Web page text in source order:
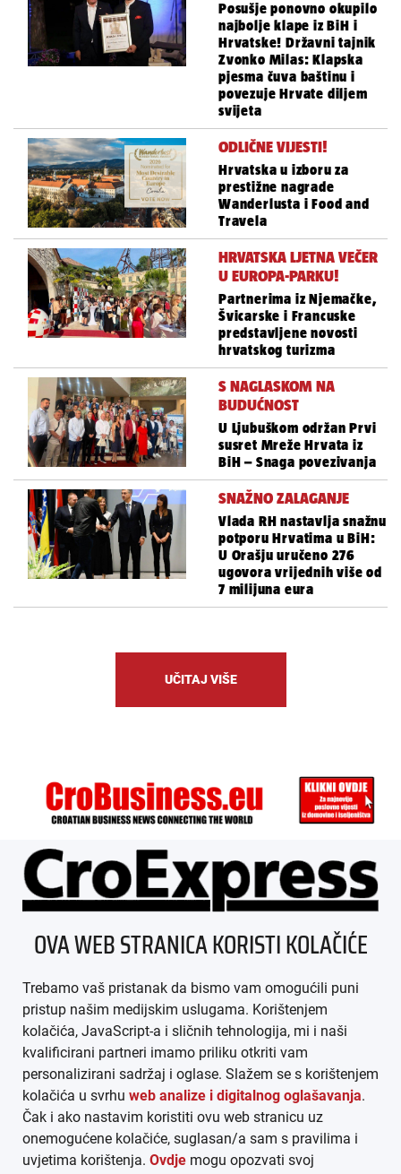
Posušje ponovno okupilo
najbolje klape iz BiH i
Hrvatske! Državni tajnik
Zvonko Milas: Klapska
pjesma čuva baštinu i
povezuje Hrvate diljem
svijeta
ODLIČNE VIJESTI!
Hrvatska u izboru za
prestižne nagrade
Wanderlusta i Food and
Travela
HRVATSKA LJETNA VEČER
U EUROPA-PARKU!
Partnerima iz Njemačke,
Švicarske i Francuske
predstavljene novosti
hrvatskog turizma
S NAGLASKOM NA
BUDUĆNOST
U Ljubuškom održan Prvi
susret Mreže Hrvata iz
BiH – Snaga povezivanja
SNAŽNO ZALAGANJE
Vlada RH nastavlja snažnu
potporu Hrvatima u BiH:
U Orašju uručeno 276
ugovora vrijednih više od
7 milijuna eura
UČITAJ VIŠE
ÜBER UNS
IMPRESSUM
AGB
DATENSCHUTZ
MEDIADATEN
ARHIVA (PDF)
OVA WEB STRANICA KORISTI KOLAČIĆE
Trebamo vaš pristanak da bismo vam omogućili puni
pristup našim medijskim uslugama. Korištenjem
kolačića, JavaScript-a i sličnih tehnologija, mi i naši
kvalificirani partneri imamo priliku otkriti vam
personalizirani sadržaj i oglase. Slažem se s korištenjem
kolačića u svrhu web analize i digitalnog oglašavanja.
Čak i ako nastavim koristiti ovu web stranicu uz
onemogućene kolačiće, suglasan/a sam s pravilima i
uvjetima korištenja. Ovdje mogu opozvati svoj